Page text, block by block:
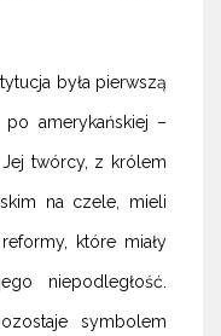
była pierwszą
amerykańskiej –
twórcy, z królem
na czele, mieli
które miały
niepodległość.
symbolem